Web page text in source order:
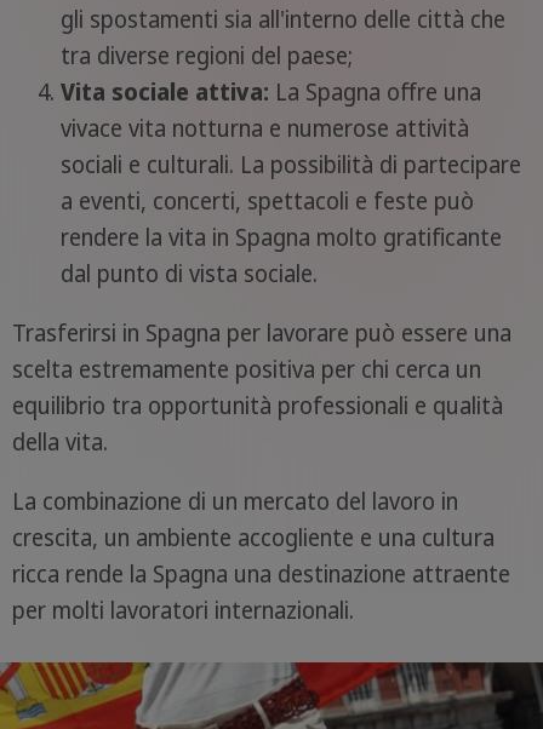
gli spostamenti sia all'interno delle città che
tra diverse regioni del paese;
Vita sociale attiva: La Spagna offre una
vivace vita notturna e numerose attività
sociali e culturali. La possibilità di partecipare
a eventi, concerti, spettacoli e feste può
rendere la vita in Spagna molto gratificante
dal punto di vista sociale.
Trasferirsi in Spagna per lavorare può essere una
scelta estremamente positiva per chi cerca un
equilibrio tra opportunità professionali e qualità
della vita.
La combinazione di un mercato del lavoro in
crescita, un ambiente accogliente e una cultura
ricca rende la Spagna una destinazione attraente
per molti lavoratori internazionali.